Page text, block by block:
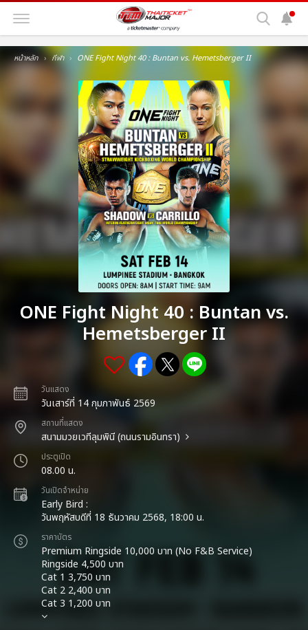
หน้าหลัก กีฬา ONE Fight Night 40 : Buntan vs. Hemetsberger II
ONE Fight Night 40 : Buntan vs.
Hemetsberger II
วันแสดง
วันเสาร์ที่ 14 กุมภาพันธ์ 2569
สถานที่แสดง
สนามมวยเวทีลุมพินี (ถนนรามอินทรา)
ประตูเปิด
08.00 น.
วันเปิดจำหน่าย
Early Bird :
วันพฤหัสบดีที่ 18 ธันวาคม 2568, 18:00 น.
ราคาบัตร
Premium Ringside 10,000 บาท (No F&B Service)
Ringside 4,500 บาท
Cat 1 3,750 บาท
Cat 2 2,400 บาท
Cat 3 1,200 บาท